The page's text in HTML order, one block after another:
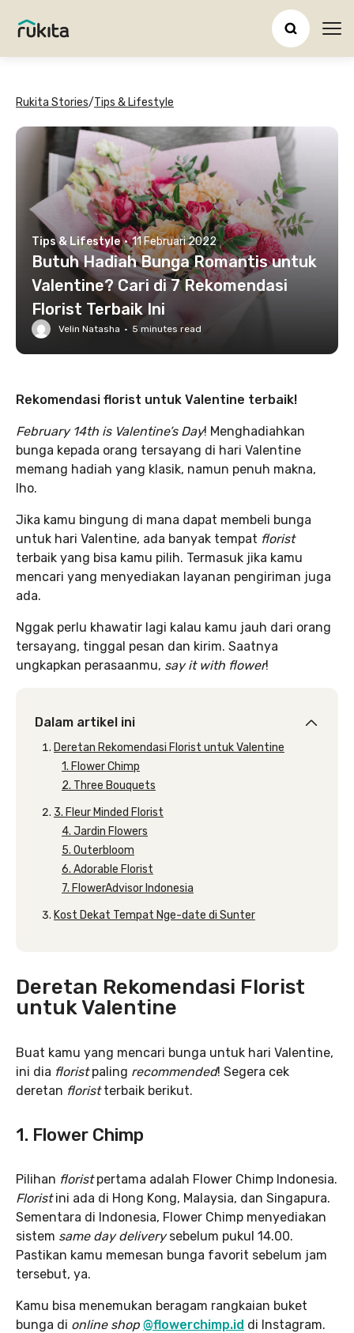
Rukita Stories/Tips & Lifestyle
Tips & Lifestyle · 11 Februari 2022
Butuh Hadiah Bunga Romantis untuk
Valentine? Cari di 7 Rekomendasi
Florist Terbaik Ini
Velin Natasha · 5 minutes read
Rekomendasi florist untuk Valentine terbaik!
February 14th is Valentine’s Day! Menghadiahkan
bunga kepada orang tersayang di hari Valentine
memang hadiah yang klasik, namun penuh makna,
lho.
Jika kamu bingung di mana dapat membeli bunga
untuk hari Valentine, ada banyak tempat florist
terbaik yang bisa kamu pilih. Termasuk jika kamu
mencari yang menyediakan layanan pengiriman juga
ada.
Nggak perlu khawatir lagi kalau kamu jauh dari orang
tersayang, tinggal pesan dan kirim. Saatnya
ungkapkan perasaanmu, say it with flower!
Dalam artikel ini
Deretan Rekomendasi Florist untuk Valentine
1. Flower Chimp
2. Three Bouquets
3. Fleur Minded Florist
4. Jardin Flowers
5. Outerbloom
6. Adorable Florist
7. FlowerAdvisor Indonesia
Kost Dekat Tempat Nge-date di Sunter
Deretan Rekomendasi Florist
untuk Valentine
Buat kamu yang mencari bunga untuk hari Valentine,
ini dia floristpaling recommended! Segera cek
deretan floristterbaik berikut.
1. Flower Chimp
Pilihan floristpertama adalah Flower Chimp Indonesia.
Floristini ada di Hong Kong, Malaysia, dan Singapura.
Sementara di Indonesia, Flower Chimp menyediakan
sistem same day deliverysebelum pukul 14.00.
Pastikan kamu memesan bunga favorit sebelum jam
tersebut, ya.
Kamu bisa menemukan beragam rangkaian buket
bunga di online shop @flowerchimp.id di Instagram.